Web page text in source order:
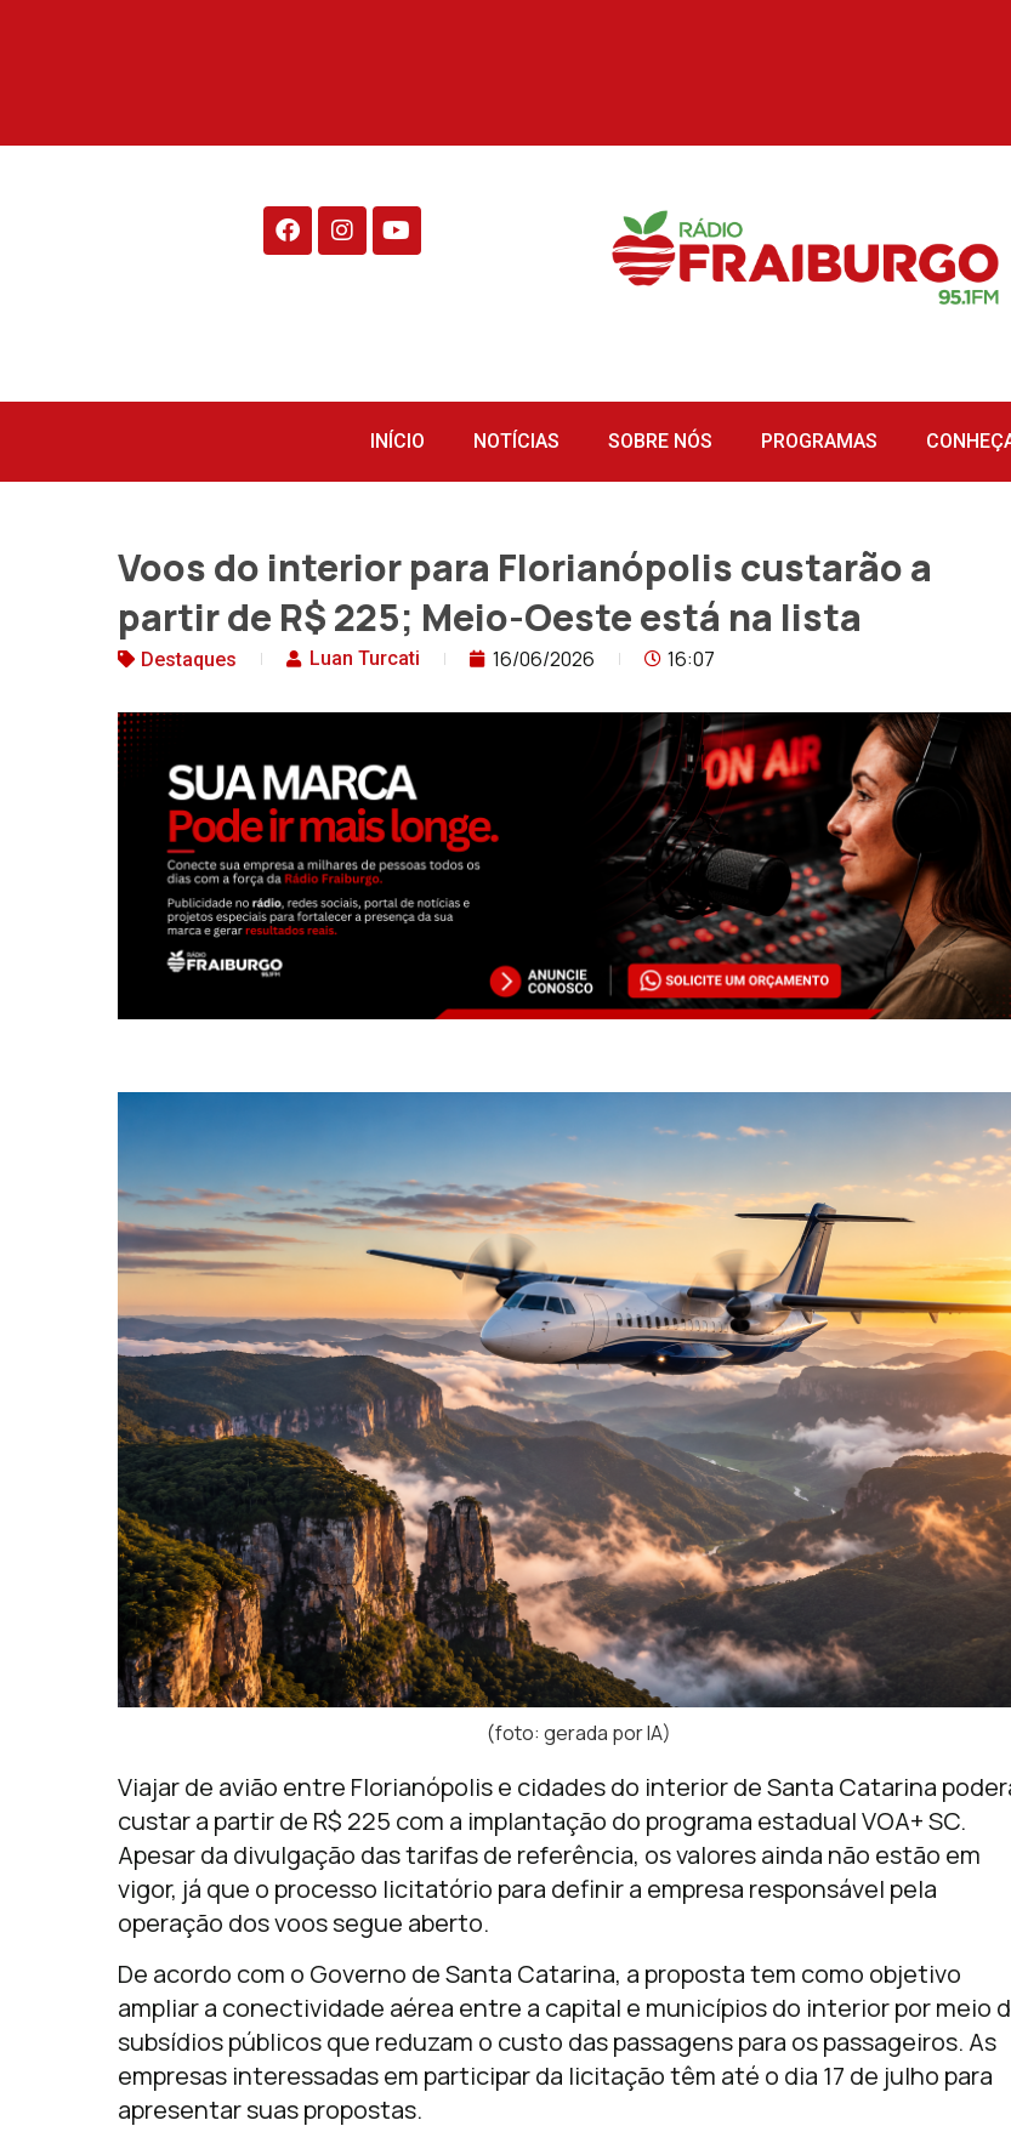
INÍCIO NOTÍCIAS SOBRE NÓS PROGRAMAS
Voos do interior para Florianópolis custarão a
partir de R$ 225; Meio-Oeste está na lista
Destaques Luan Turcati 16/06/2026 16:07
(foto: gerada por IA)
Viajar de avião entre Florianópolis e cidades do interior de Santa Catarina
custar a partir de R$ 225 com a implantação do programa estadual VOA+ SC.
Apesar da divulgação das tarifas de referência, os valores ainda não estão em
vigor, já que o processo licitatório para definir a empresa responsável pela
operação dos voos segue aberto.
De acordo com o Governo de Santa Catarina, a proposta tem como objetivo
ampliar a conectividade aérea entre a capital e municípios do interior por meio
subsídios públicos que reduzam o custo das passagens para os passageiros. As
empresas interessadas em participar da licitação têm até o dia 17 de julho para
apresentar suas propostas.